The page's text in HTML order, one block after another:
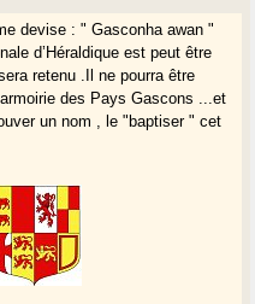
devise : " Gasconha awan "
d’Héraldique est peut être
retenu .Il ne pourra être
des Pays Gascons ...et
un nom , le "baptiser " cet